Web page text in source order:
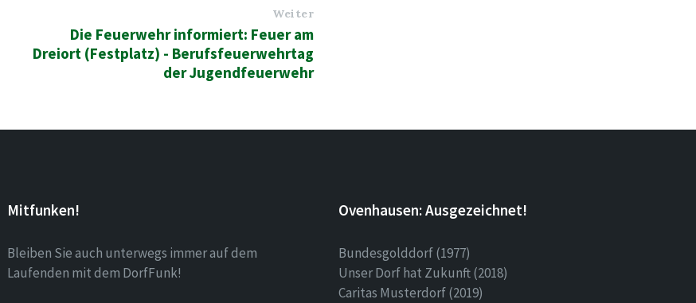
Weiter
Die Feuerwehr informiert: Feuer am
Dreiort (Festplatz) - Berufsfeuerwehrtag
der Jugendfeuerwehr
Mitfunken!
Bleiben Sie auch unterwegs immer auf dem
Laufenden mit dem DorfFunk!
Ovenhausen: Ausgezeichnet!
Bundesgolddorf (1977)
Unser Dorf hat Zukunft (2018)
Caritas Musterdorf (2019)